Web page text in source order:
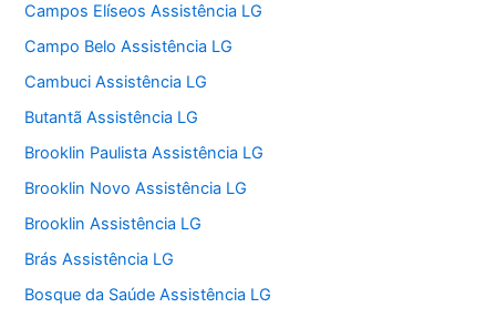
Campos Elíseos Assistência LG
Campo Belo Assistência LG
Cambuci Assistência LG
Butantã Assistência LG
Brooklin Paulista Assistência LG
Brooklin Novo Assistência LG
Brooklin Assistência LG
Brás Assistência LG
Bosque da Saúde Assistência LG